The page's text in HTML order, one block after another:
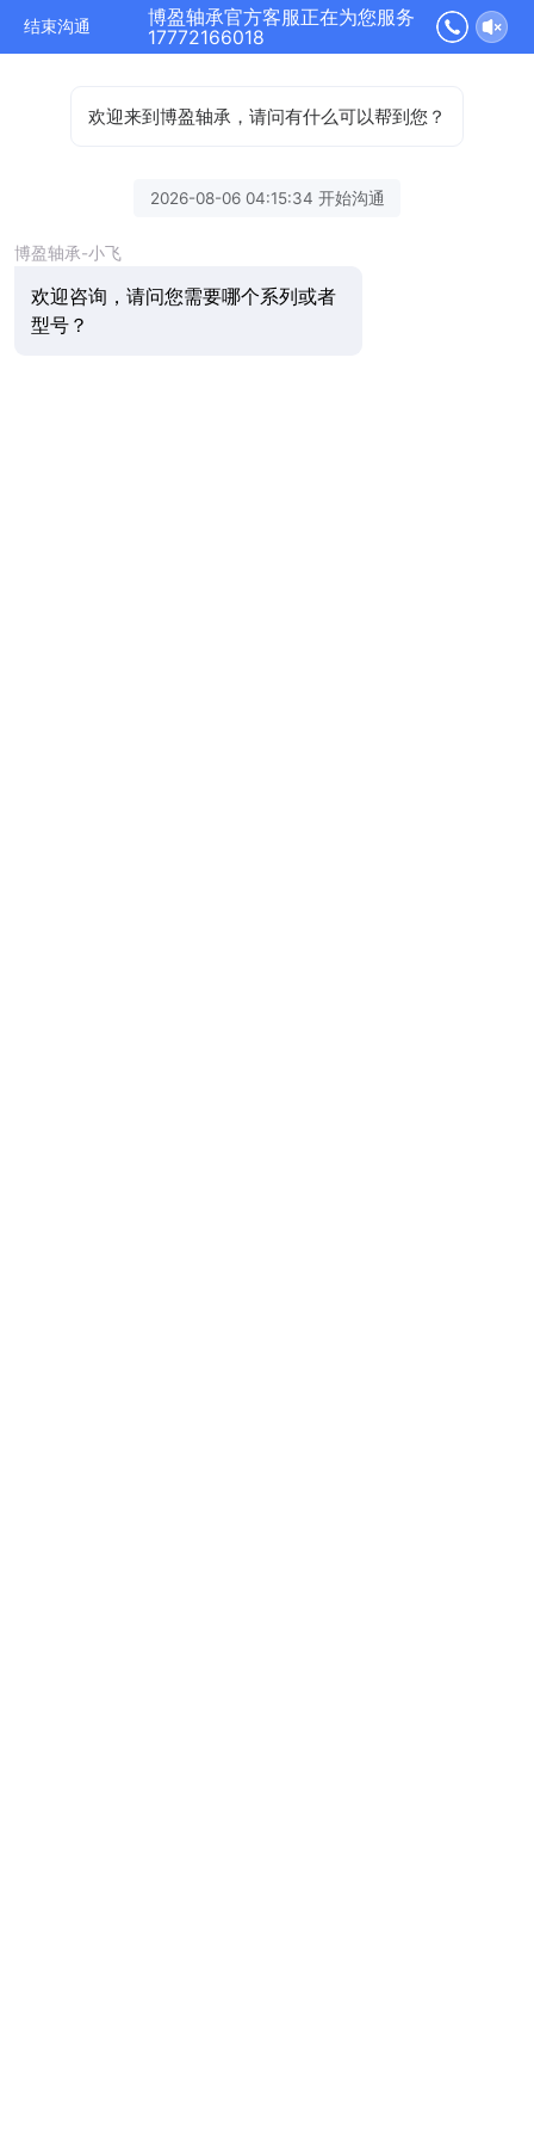
结束沟通
博盈轴承官方客服正在为您服务
17772166018
欢迎来到博盈轴承，请问有什么可以帮到您？
2026-08-06 04:15:34 开始沟通
博盈轴承-小飞
欢迎咨询，请问您需要哪个系列或者
型号？